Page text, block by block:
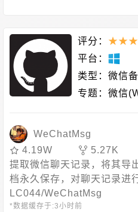
评分： ★★★
平台：
类型： 微信
专题： 微信
WeChatMsg
4.19W
5.27K
提取微信聊天记录，将其导
档永久保存，对聊天记录进
LC044/WeChatMsg
*数据缓存于:3小时前